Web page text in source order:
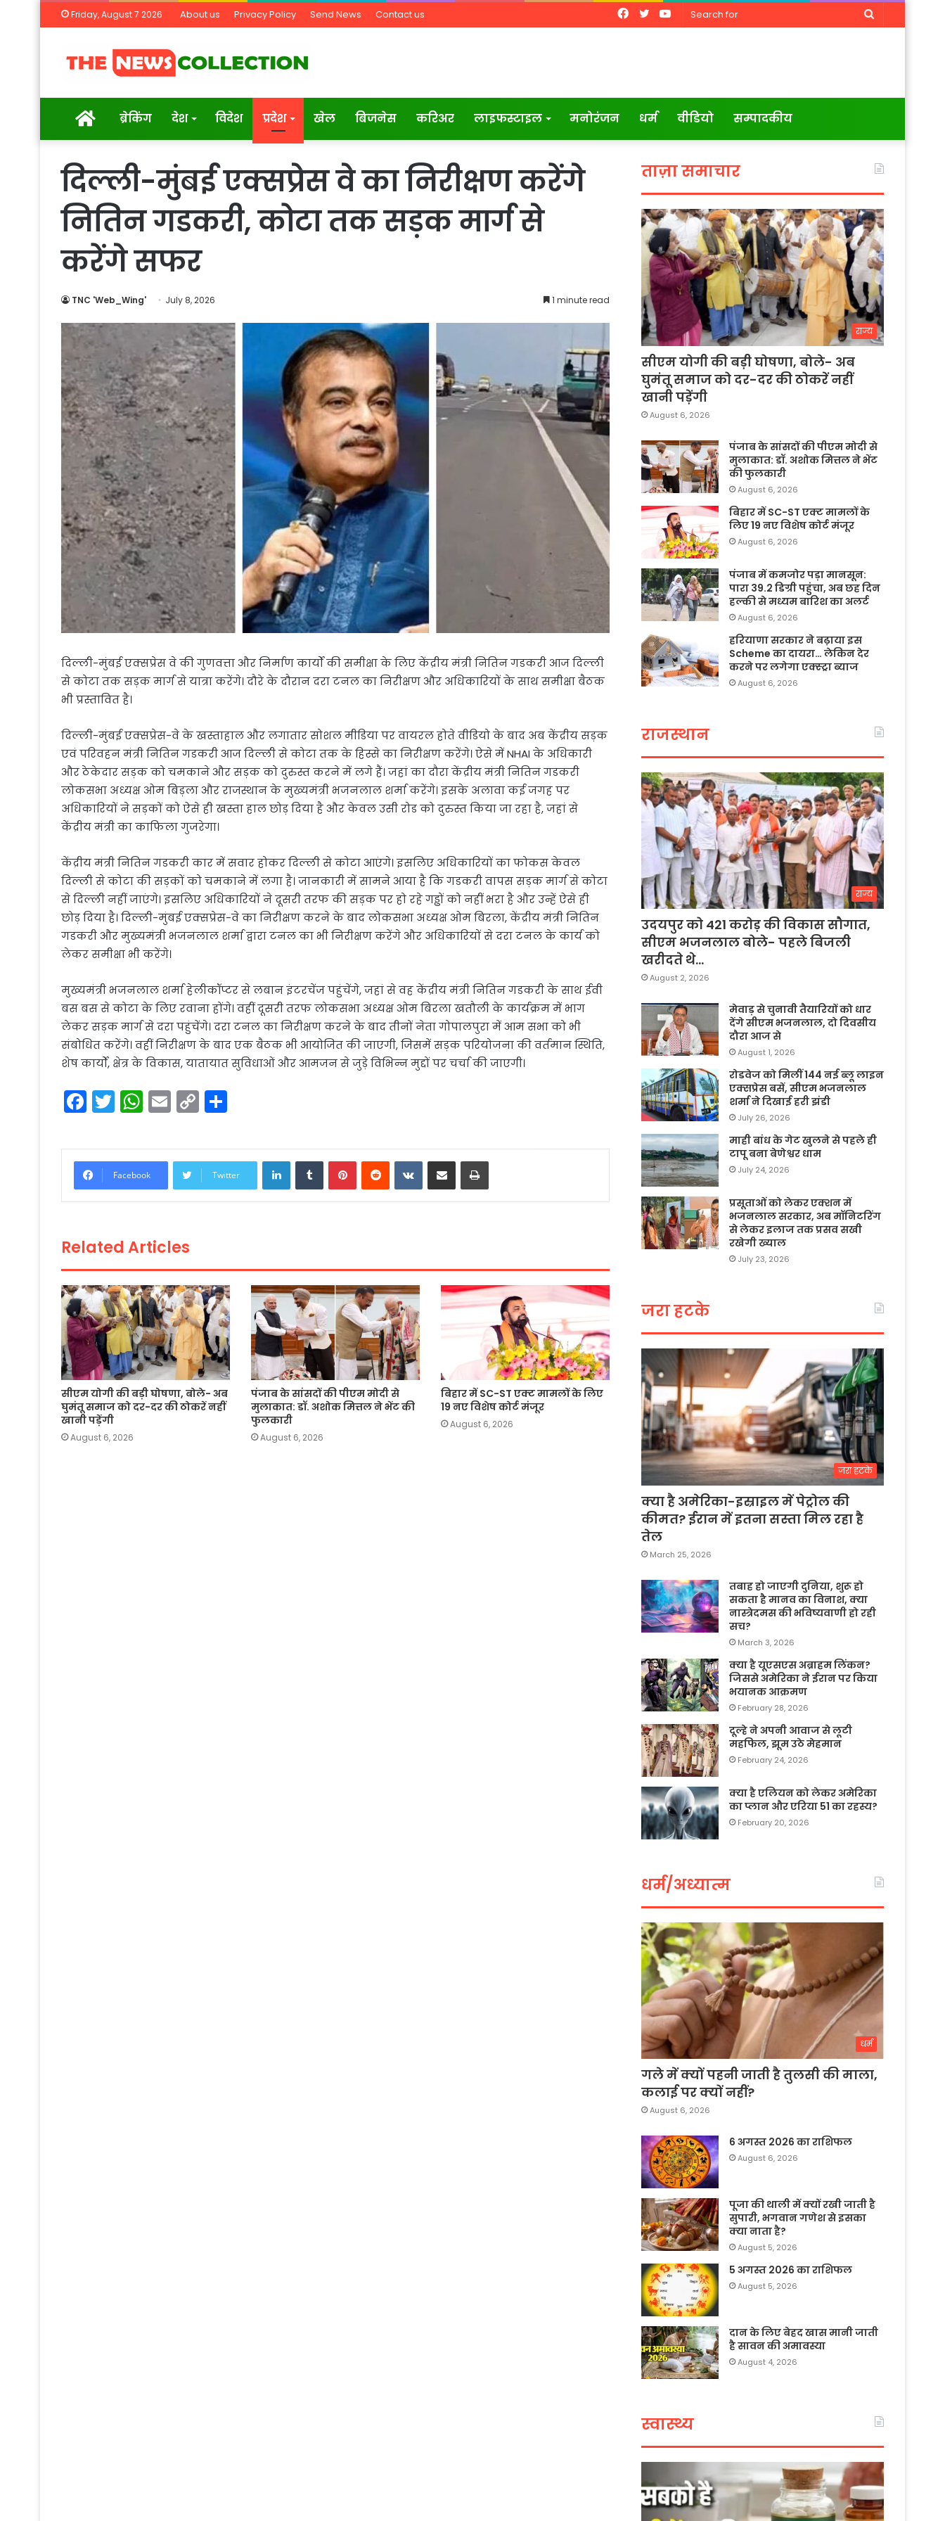
Friday, August 7 2026 About us Privacy Policy Send News Contact us
Search
YouTube
Twitter
Facebook
Homeब्रेकिंग देश विदेश प्रदेश खेल बिजनेस करिअर लाइफस्टाइल मनोरंजन धर्म वीडियो सम्पादकीय
दिल्ली-मुंबई एक्सप्रेस वे का निरीक्षण करेंगे
नितिन गडकरी, कोटा तक सड़क मार्ग से
करेंगे सफर
TNC 'Web_Wing' July 8, 2026 1 minute read
दिल्ली-मुंबई एक्सप्रेस वे की गुणवत्ता और निर्माण कार्यों की समीक्षा के लिए केंद्रीय मंत्री नितिन गडकरी आज दिल्ली
से कोटा तक सड़क मार्ग से यात्रा करेंगे। दौरे के दौरान दरा टनल का निरीक्षण और अधिकारियों के साथ समीक्षा बैठक
भी प्रस्तावित है।
दिल्ली-मुंबई एक्सप्रेस-वे के खस्ताहाल और लगातार सोशल मीडिया पर वायरल होते वीडियो के बाद अब केंद्रीय सड़क
एवं परिवहन मंत्री नितिन गडकरी आज दिल्ली से कोटा तक के हिस्से का निरीक्षण करेंगे। ऐसे में NHAI के अधिकारी
और ठेकेदार सड़क को चमकाने और सड़क को दुरुस्त करने में लगे हैं। जहां का दौरा केंद्रीय मंत्री नितिन गडकरी
लोकसभा अध्यक्ष ओम बिड़ला और राजस्थान के मुख्यमंत्री भजनलाल शर्मा करेंगे। इसके अलावा कई जगह पर
अधिकारियों ने सड़कों को ऐसे ही खस्ता हाल छोड़ दिया है और केवल उसी रोड को दुरुस्त किया जा रहा है, जहां से
केंद्रीय मंत्री का काफिला गुजरेगा।
केंद्रीय मंत्री नितिन गडकरी कार में सवार होकर दिल्ली से कोटा आएंगे। इसलिए अधिकारियों का फोकस केवल
दिल्ली से कोटा की सड़कों को चमकाने में लगा है। जानकारी में सामने आया है कि गडकरी वापस सड़क मार्ग से कोटा
से दिल्ली नहीं जाएंगे। इसलिए अधिकारियों ने दूसरी तरफ की सड़क पर हो रहे गड्ढों को नहीं भरा है और उन्हें ऐसे ही
छोड़ दिया है। दिल्ली-मुंबई एक्सप्रेस-वे का निरीक्षण करने के बाद लोकसभा अध्यक्ष ओम बिरला, केंद्रीय मंत्री नितिन
गडकरी और मुख्यमंत्री भजनलाल शर्मा द्वारा टनल का भी निरीक्षण करेंगे और अधिकारियों से दरा टनल के कार्य को
लेकर समीक्षा भी करेंगे।
मुख्यमंत्री भजनलाल शर्मा हेलीकॉप्टर से लबान इंटरचेंज पहुंचेंगे, जहां से वह केंद्रीय मंत्री नितिन गडकरी के साथ ईवी
बस बस से कोटा के लिए रवाना होंगे। वहीं दूसरी तरफ लोकसभा अध्यक्ष ओम बिरला खतौली के कार्यक्रम में भाग
लेकर सड़क मार्ग से दरा पहुंचेंगे। दरा टनल का निरीक्षण करने के बाद तीनों नेता गोपालपुरा में आम सभा को भी
संबोधित करेंगे। वहीं निरीक्षण के बाद एक बैठक भी आयोजित की जाएगी, जिसमें सड़क परियोजना की वर्तमान स्थिति,
शेष कार्यों, क्षेत्र के विकास, यातायात सुविधाओं और आमजन से जुड़े विभिन्न मुद्दों पर चर्चा की जाएगी।
F
a
c
e
b
o
k
T
w
itt
er
W
h
a
ts
A
p
E
m
ai
l
C
o
p
y
Li
ar
e
Facebook Twitter
LinkedInTumblrPinterestReddit VKontakte
Share via Email Print
Related Articles
सीएम योगी की बड़ी घोषणा, बोले- अब
घुमंतू समाज को दर-दर की ठोकरें नहीं
खानी पड़ेंगी
August 6, 2026
पंजाब के सांसदों की पीएम मोदी से
मुलाकात: डॉ. अशोक मित्तल ने भेंट की
फुलकारी
August 6, 2026
बिहार में SC-ST एक्ट मामलों के लिए
19 नए विशेष कोर्ट मंजूर
August 6, 2026
ताज़ा समाचार
राज्य
सीएम योगी की बड़ी घोषणा, बोले- अब
घुमंतू समाज को दर-दर की ठोकरें नहीं
खानी पड़ेंगी
August 6, 2026
पंजाब के सांसदों की पीएम मोदी से
मुलाकात: डॉ. अशोक मित्तल ने भेंट
की फुलकारी
August 6, 2026
बिहार में SC-ST एक्ट मामलों के
लिए 19 नए विशेष कोर्ट मंजूर
August 6, 2026
पंजाब में कमजोर पड़ा मानसून:
पारा 39.2 डिग्री पहुंचा, अब छह दिन
हल्की से मध्यम बारिश का अलर्ट
August 6, 2026
हरियाणा सरकार ने बढ़ाया इस
Scheme का दायरा… लेकिन देर
करने पर लगेगा एक्स्ट्रा ब्याज
August 6, 2026
राजस्थान
राज्य
उदयपुर को 421 करोड़ की विकास सौगात,
सीएम भजनलाल बोले- पहले बिजली
खरीदते थे…
August 2, 2026
मेवाड़ से चुनावी तैयारियों को धार
देंगे सीएम भजनलाल, दो दिवसीय
दौरा आज से
August 1, 2026
रोडवेज को मिलीं 144 नई ब्लू लाइन
एक्सप्रेस बसें, सीएम भजनलाल
शर्मा ने दिखाई हरी झंडी
July 26, 2026
माही बांध के गेट खुलने से पहले ही
टापू बना बेणेश्वर धाम
July 24, 2026
प्रसूताओं को लेकर एक्शन में
भजनलाल सरकार, अब मॉनिटरिंग
से लेकर इलाज तक प्रसव सखी
रखेगी ख्याल
July 23, 2026
जरा हटके
जरा हटके
क्या है अमेरिका-इस्राइल में पेट्रोल की
कीमत? ईरान में इतना सस्ता मिल रहा है
तेल
March 25, 2026
तबाह हो जाएगी दुनिया, शुरू हो
सकता है मानव का विनाश, क्या
नास्त्रेदमस की भविष्यवाणी हो रही
सच?
March 3, 2026
क्या है यूएसएस अब्राहम लिंकन?
जिससे अमेरिका ने ईरान पर किया
भयानक आक्रमण
February 28, 2026
दूल्हे ने अपनी आवाज से लूटी
महफिल, झूम उठे मेहमान
February 24, 2026
क्या है एलियन को लेकर अमेरिका
का प्लान और एरिया 51 का रहस्य?
February 20, 2026
धर्म/अध्यात्म
धर्म
गले में क्यों पहनी जाती है तुलसी की माला,
कलाई पर क्यों नहीं?
August 6, 2026
6 अगस्त 2026 का राशिफल
August 6, 2026
पूजा की थाली में क्यों रखी जाती है
सुपारी, भगवान गणेश से इसका
क्या नाता है?
August 5, 2026
5 अगस्त 2026 का राशिफल
August 5, 2026
दान के लिए बेहद खास मानी जाती
है सावन की अमावस्या
August 4, 2026
स्वास्थ्य